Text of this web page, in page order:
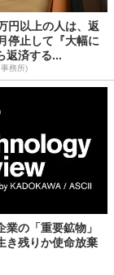
円以上の人は、返
停止して『大幅に
返済する...
務所)
業の「重要鉱物」
き残りか使命放棄